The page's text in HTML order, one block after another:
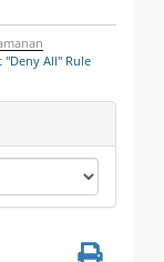
"Deny All" Rule